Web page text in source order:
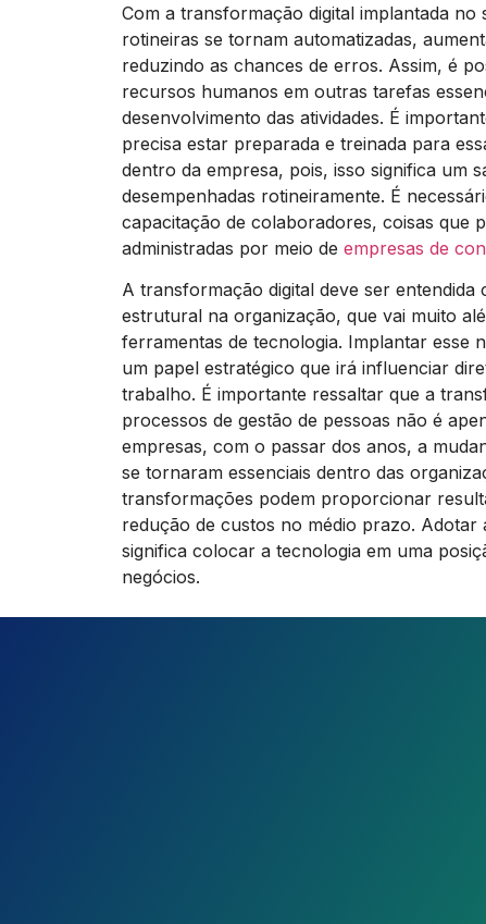
Com a transformação digital implantada no
rotineiras se tornam automatizadas,
reduzindo as chances de erros. Assim, é
recursos humanos em outras tarefas
desenvolvimento das atividades. É
precisa estar preparada e treinada para
dentro da empresa, pois, isso significa um
desempenhadas rotineiramente. É
capacitação de colaboradores, coisas que
administradas por meio de empresas de
A transformação digital deve ser entendida
estrutural na organização, que vai muito
ferramentas de tecnologia. Implantar esse
um papel estratégico que irá influenciar
trabalho. É importante ressaltar que a
processos de gestão de pessoas não é
empresas, com o passar dos anos, a
se tornaram essenciais dentro das
transformações podem proporcionar
redução de custos no médio prazo. Adotar
significa colocar a tecnologia em uma
negócios.